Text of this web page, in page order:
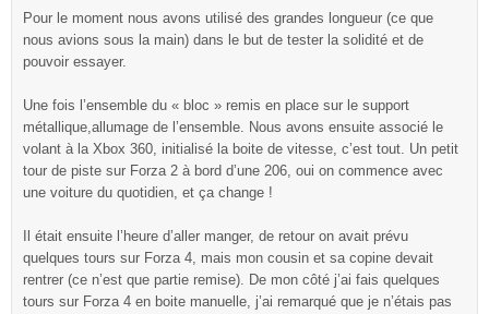
Pour le moment nous avons utilisé des grandes longueur (ce que
nous avions sous la main) dans le but de tester la solidité et de
pouvoir essayer.
Une fois l’ensemble du « bloc » remis en place sur le support
métallique,allumage de l’ensemble. Nous avons ensuite associé le
volant à la Xbox 360, initialisé la boite de vitesse, c’est tout. Un petit
tour de piste sur Forza 2 à bord d’une 206, oui on commence avec
une voiture du quotidien, et ça change !
Il était ensuite l’heure d’aller manger, de retour on avait prévu
quelques tours sur Forza 4, mais mon cousin et sa copine devait
rentrer (ce n’est que partie remise). De mon côté j’ai fais quelques
tours sur Forza 4 en boite manuelle, j’ai remarqué que je n’étais pas